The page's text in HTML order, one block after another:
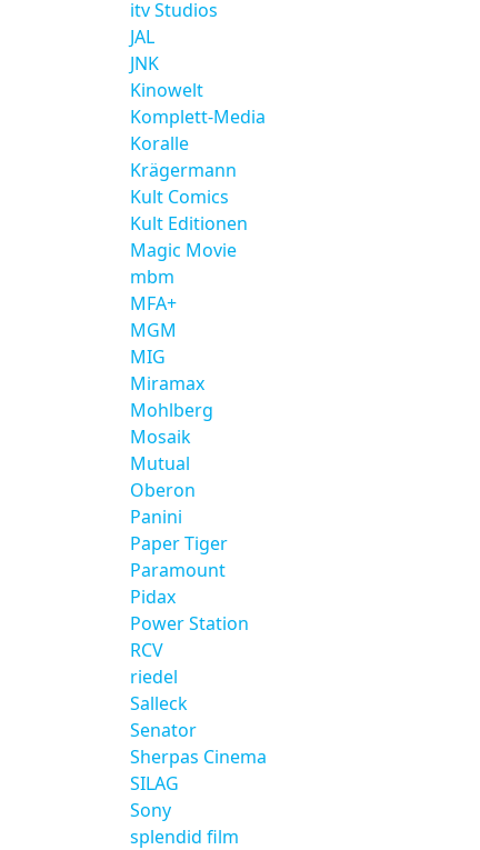
itv Studios
JAL
JNK
Kinowelt
Komplett-Media
Koralle
Krägermann
Kult Comics
Kult Editionen
Magic Movie
mbm
MFA+
MGM
MIG
Miramax
Mohlberg
Mosaik
Mutual
Oberon
Panini
Paper Tiger
Paramount
Pidax
Power Station
RCV
riedel
Salleck
Senator
Sherpas Cinema
SILAG
Sony
splendid film